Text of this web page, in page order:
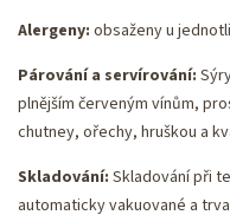
Alergeny: obsaženy u
Párování a servírování:
plnějším červeným vínům,
chutney, ořechy, hruškou a
Skladování: Skladování při
automaticky vakuované a